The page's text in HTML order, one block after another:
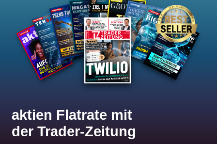
aktien Flatrate mit
der Trader-Zeitung